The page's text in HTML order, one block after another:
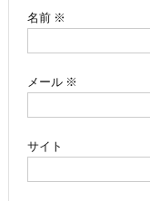
名前 ※
メール ※
サイト